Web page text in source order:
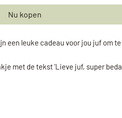
Nu kopen
een leuke cadeau voor jou juf om
met de tekst 'Lieve juf, super